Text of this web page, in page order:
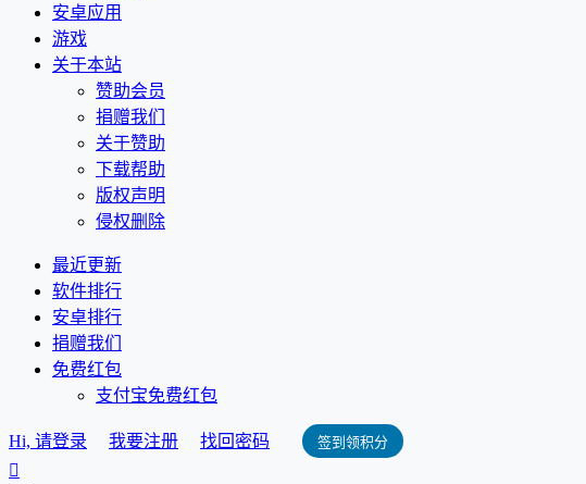
安卓应用
游戏
关于本站
赞助会员
捐赠我们
关于赞助
下载帮助
版权声明
侵权删除
最近更新
软件排行
安卓排行
捐赠我们
免费红包
支付宝免费红包
Hi, 请登录 我要注册 找回密码 签到领积分
